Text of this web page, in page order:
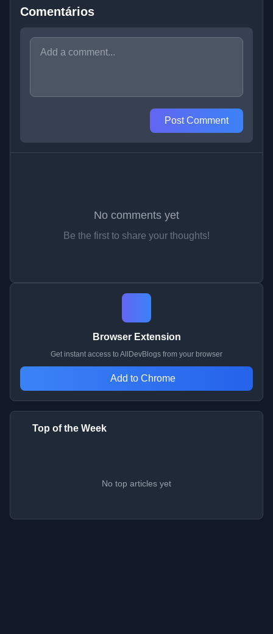
Comentários
Post Comment
No comments yet
Be the first to share your thoughts!
Browser Extension
Get instant access to AllDevBlogs from your browser
Add to Chrome
Top of the Week
No top articles yet